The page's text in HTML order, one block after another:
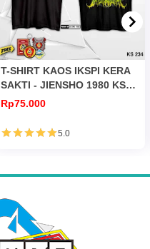
T-SHIRT KAOS IKSPI KERA
SAKTI - JIENSHO 1980 KS
234
Rp75.000
5.0